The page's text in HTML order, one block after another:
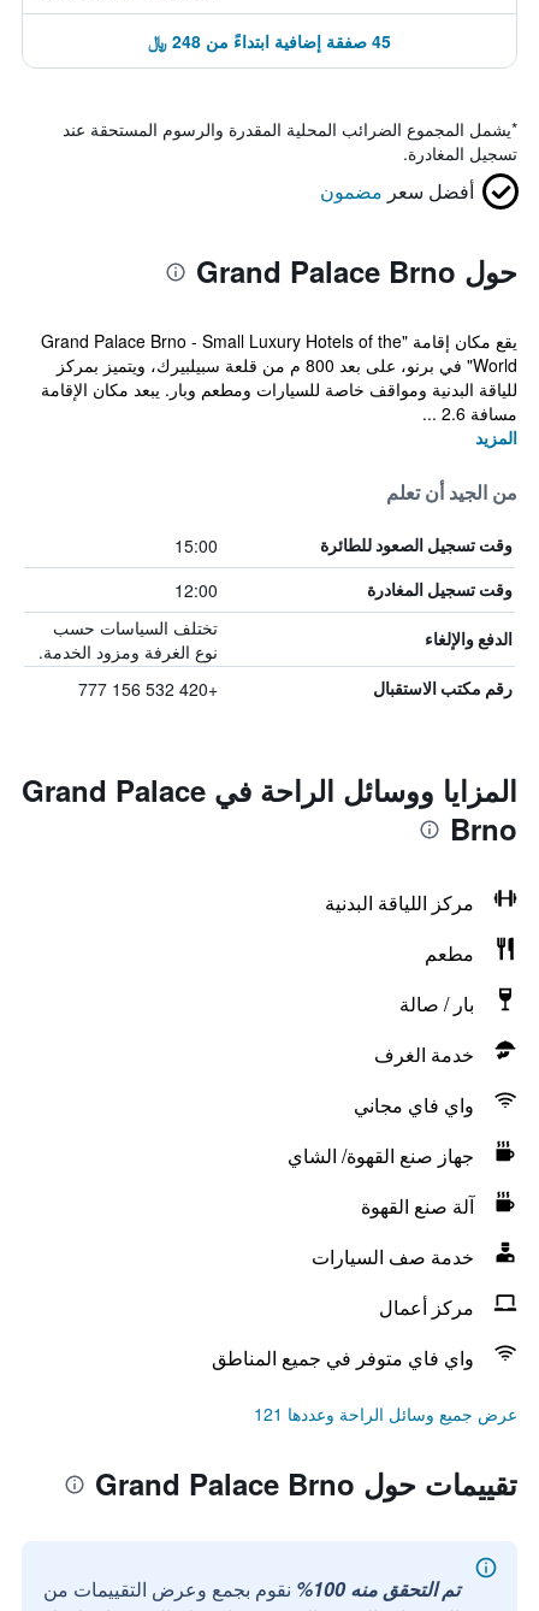
45 صفقة إضافية ابتداءً من 248 ﷼
*يشمل المجموع الضرائب المحلية المقدرة والرسوم المستحقة عند
تسجيل المغادرة.
أفضل سعر مضمون
حول Grand Palace Brno
يقع مكان إقامة "Grand Palace Brno - Small Luxury Hotels of the
World" في برنو، على بعد 800 م من قلعة سبيلبيرك، ويتميز بمركز
للياقة البدنية ومواقف خاصة للسيارات ومطعم وبار. يبعد مكان الإقامة
مسافة 2.6 ...
المزيد
من الجيد أن تعلم
وقت تسجيل الصعود للطائرة 15:00
وقت تسجيل المغادرة 12:00
الدفع والإلغاء
تختلف السياسات حسب
نوع الغرفة ومزود الخدمة.
رقم مكتب الاستقبال +420 532 156 777
المزايا ووسائل الراحة في Grand Palace
Brno
مركز اللياقة البدنية
مطعم
بار / صالة
خدمة الغرف
واي فاي مجاني
جهاز صنع القهوة/ الشاي
آلة صنع القهوة
خدمة صف السيارات
مركز أعمال
واي فاي متوفر في جميع المناطق
عرض جميع وسائل الراحة وعددها 121
تقييمات حول Grand Palace Brno
تم التحقق منه 100%
نقوم بجمع وعرض التقييمات من